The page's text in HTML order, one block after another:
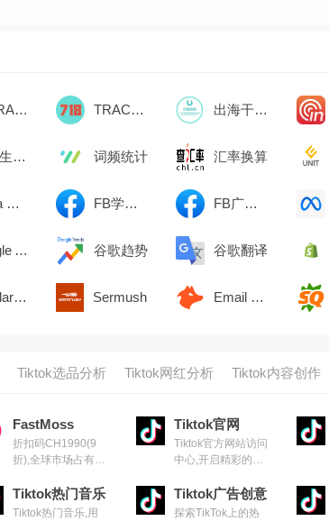
17TRACK TRACK718 出海干货集锦
UTM生成器 词频统计 汇率换算
Meta Pixel Helper FB学习中心 FB广告资料库
Google Analytics 谷歌趋势 谷歌翻译
Similarsites Sermush Email Hunter
Tiktok选品分析 Tiktok网红分析 Tiktok内容创作
FastMoss
折扣码CH1990(9
折),全球市场占有率
析平台
Tiktok官网
Tiktok官方网站访问
中心,开启精彩的短
Tiktok热门音乐
Tiktok热门音乐,用
Tiktok广告创意
探索TikTok上的热